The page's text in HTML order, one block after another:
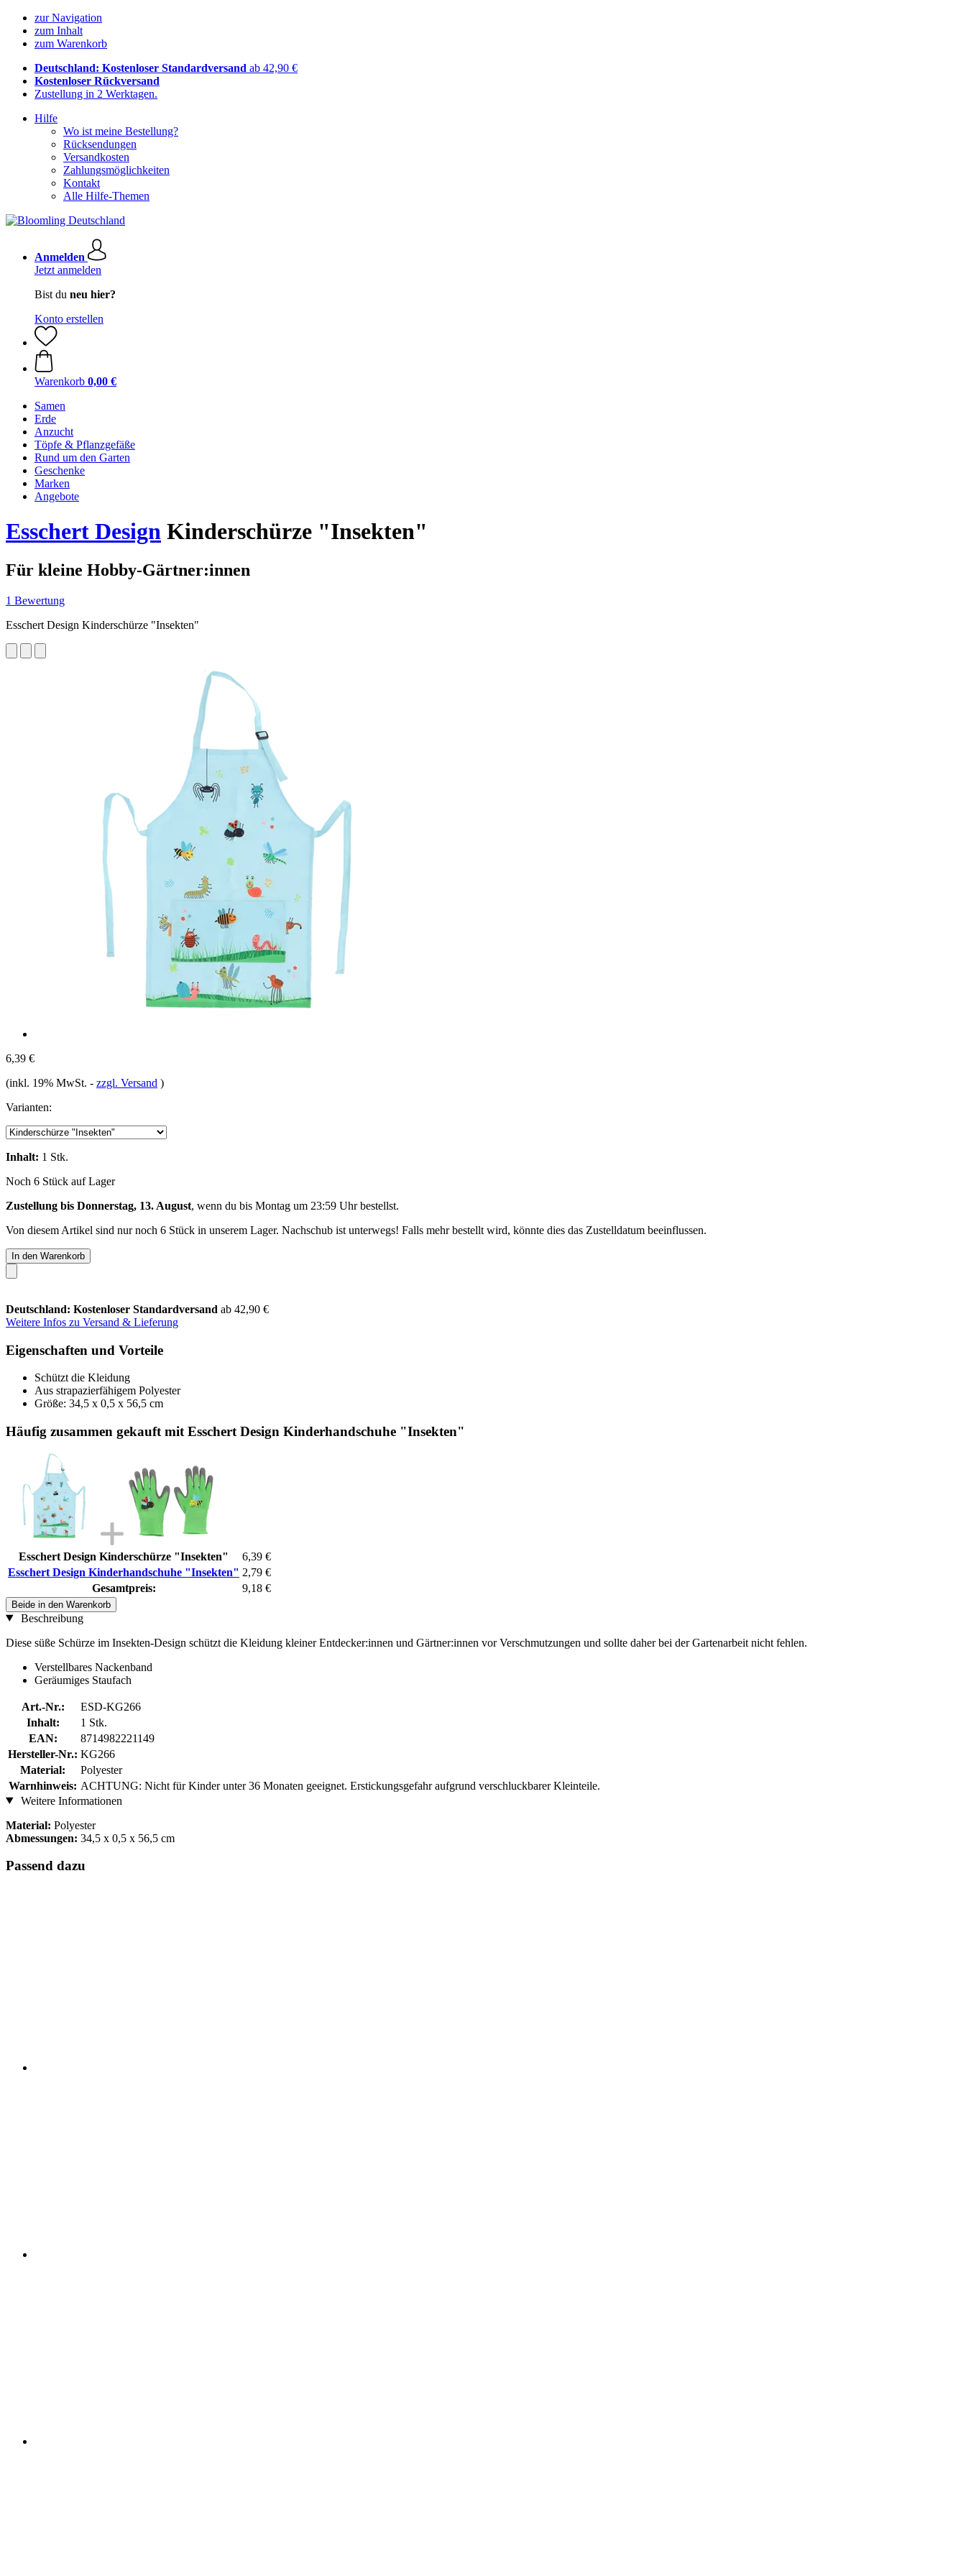
zur Navigation
zum Inhalt
zum Warenkorb
Deutschland: Kostenloser Standardversand ab 42,90 €
Kostenloser Rückversand
Zustellung in 2 Werktagen.
Hilfe
Wo ist meine Bestellung?
Rücksendungen
Versandkosten
Zahlungsmöglichkeiten
Kontakt
Alle Hilfe-Themen
Anmelden
Jetzt anmelden
Bist du neu hier?
Konto erstellen
Warenkorb 0,00 €
Samen
Erde
Anzucht
Töpfe & Pflanzgefäße
Rund um den Garten
Geschenke
Marken
Angebote
Esschert Design Kinderschürze "Insekten"
Für kleine Hobby-Gärtner:innen
1 Bewertung
Esschert Design Kinderschürze "Insekten"
6,39 €
(inkl. 19% MwSt. - zzgl. Versand )
Varianten:
Inhalt: 1 Stk.
Noch 6 Stück auf Lager
Zustellung bis Donnerstag, 13. August, wenn du bis Montag um 23:59 Uhrbestellst.
Von diesem Artikel sind nur noch 6 Stück in unserem Lager. Nachschub ist unterwegs! Falls mehr bestellt wird, könnte dies das Zustelldatum beeinflussen.
In den Warenkorb
Deutschland: Kostenloser Standardversand ab 42,90 €
Weitere Infos zu Versand & Lieferung
Eigenschaften und Vorteile
Schützt die Kleidung
Aus strapazierfähigem Polyester
Größe: 34,5 x 0,5 x 56,5 cm
Häufig zusammen gekauft mit Esschert Design Kinderhandschuhe "Insekten"
Esschert Design Kinderschürze "Insekten"
6,39 €
Esschert Design Kinderhandschuhe "Insekten" 2,79 €
Gesamtpreis:
9,18 €
Beide in den Warenkorb
Beschreibung
Diese süße Schürze im Insekten-Design schützt die Kleidung kleiner Entdecker:innen und Gärtner:innen vor Verschmutzungen und sollte daher bei der Gartenarbeit nicht fehlen.
Verstellbares Nackenband
Geräumiges Staufach
Art.-Nr.:
ESD-KG266
Inhalt:
1 Stk.
EAN:
8714982221149
Hersteller-Nr.: KG266
Material:
Polyester
Warnhinweis: ACHTUNG: Nicht für Kinder unter 36 Monaten geeignet. Erstickungsgefahr aufgrund verschluckbarer Kleinteile.
Weitere Informationen
Material: Polyester
Abmessungen: 34,5 x 0,5 x 56,5 cm
Passend dazu